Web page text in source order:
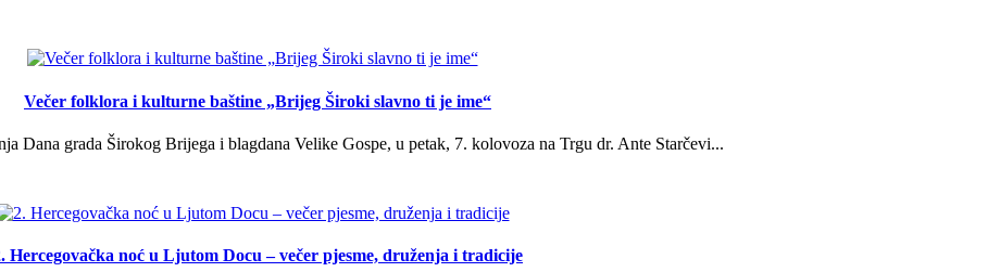
Večer folklora i kulturne baštine „Brijeg Široki slavno ti je ime“
Dana grada Širokog Brijega i blagdana Velike Gospe, u petak, 7. kolovoza na Trgu dr. Ante Starčevi...
Hercegovačka noć u Ljutom Docu – večer pjesme, druženja i tradicije